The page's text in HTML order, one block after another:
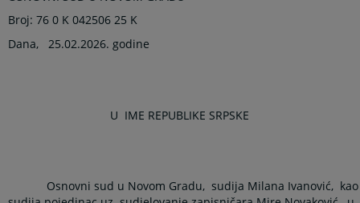
Broj: 76 0 K 042506 25 K
Dana,
25.02.2026. godine
U IME REPUBLIKE SRPSKE
Osnovni sud u Novom Gradu, sudija Milana Ivanović, kao